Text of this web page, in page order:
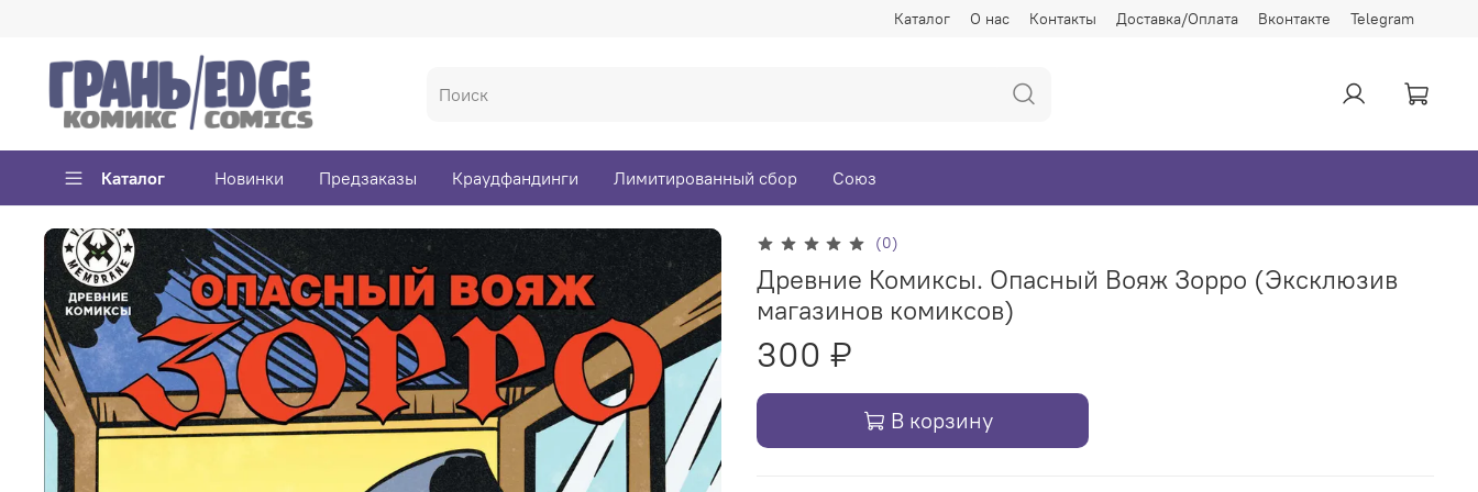
Каталог О нас Контакты Доставка/Оплата Вконтакте Telegram
Каталог Новинки Предзаказы Краудфандинги Лимитированный сбор Союз
(0)
Древние Комиксы. Опасный Вояж Зорро (Эксклюзив
магазинов комиксов)
300 ₽
В корзину